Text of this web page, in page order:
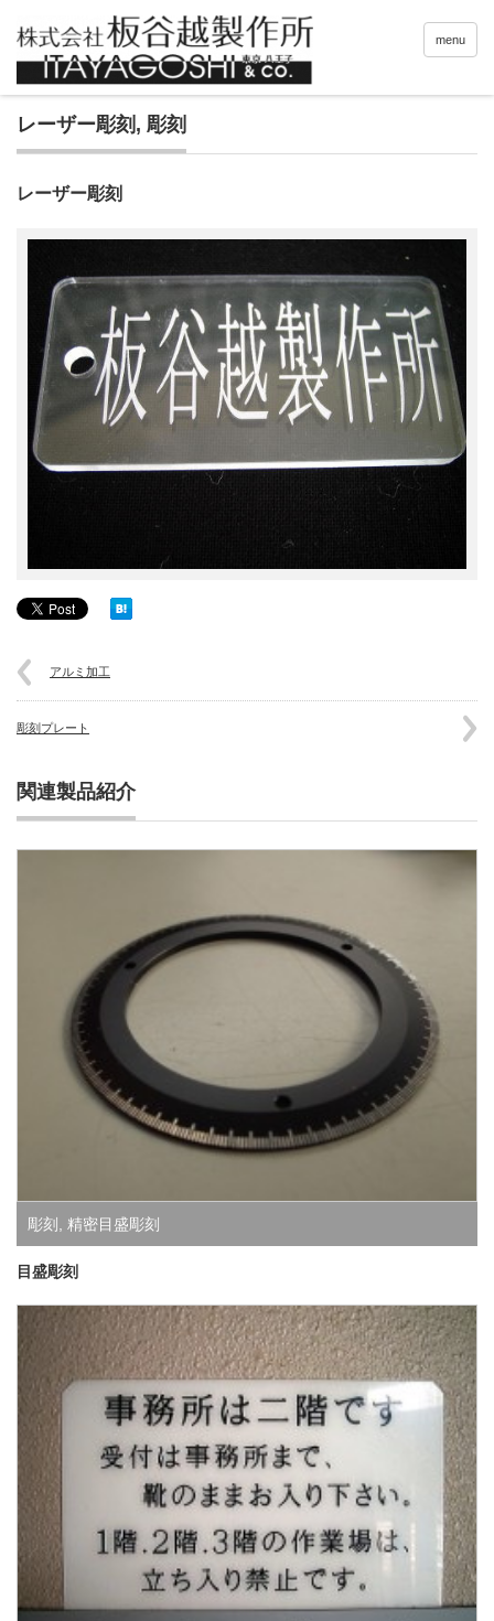
menu
レーザー彫刻 , 彫刻
レーザー彫刻
アルミ加工
彫刻プレート
関連製品紹介
彫刻 , 精密目盛彫刻
目盛彫刻